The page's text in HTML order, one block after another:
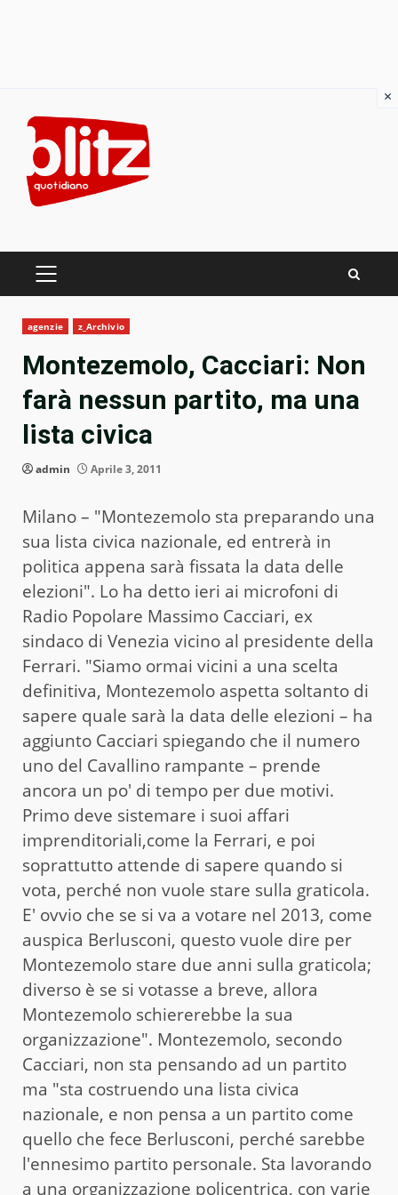
content
PRIMARY
agenzie z_Archivio
Montezemolo, Cacciari: Non
farà nessun partito, ma una
lista civica
admin Aprile 3, 2011
Milano – "Montezemolo sta preparando una
sua lista civica nazionale, ed entrerà in
politica appena sarà fissata la data delle
elezioni". Lo ha detto ieri ai microfoni di
Radio Popolare Massimo Cacciari, ex
sindaco di Venezia vicino al presidente della
Ferrari. "Siamo ormai vicini a una scelta
definitiva, Montezemolo aspetta soltanto di
sapere quale sarà la data delle elezioni – ha
aggiunto Cacciari spiegando che il numero
uno del Cavallino rampante – prende
ancora un po' di tempo per due motivi.
Primo deve sistemare i suoi affari
imprenditoriali,come la Ferrari, e poi
soprattutto attende di sapere quando si
vota, perché non vuole stare sulla graticola.
E' ovvio che se si va a votare nel 2013, come
auspica Berlusconi, questo vuole dire per
Montezemolo stare due anni sulla graticola;
diverso è se si votasse a breve, allora
Montezemolo schiererebbe la sua
organizzazione". Montezemolo, secondo
Cacciari, non sta pensando ad un partito
ma "sta costruendo una lista civica
nazionale, e non pensa a un partito come
quello che fece Berlusconi, perché sarebbe
l'ennesimo partito personale. Sta lavorando
a una organizzazione policentrica, con varie
×